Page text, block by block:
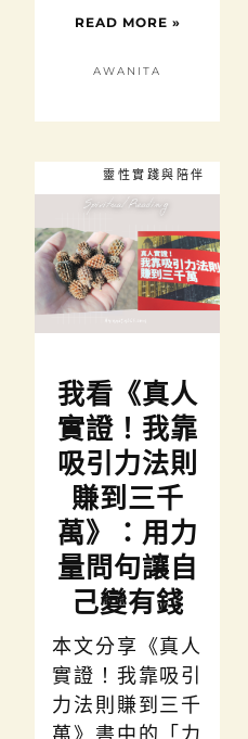
READ MORE »
AWANITA
靈性實踐與陪伴
我看《真人
實證！我靠
吸引力法則
賺到三千
萬》：用力
量問句讓自
己變有錢
本文分享《真人
實證！我靠吸引
力法則賺到三千